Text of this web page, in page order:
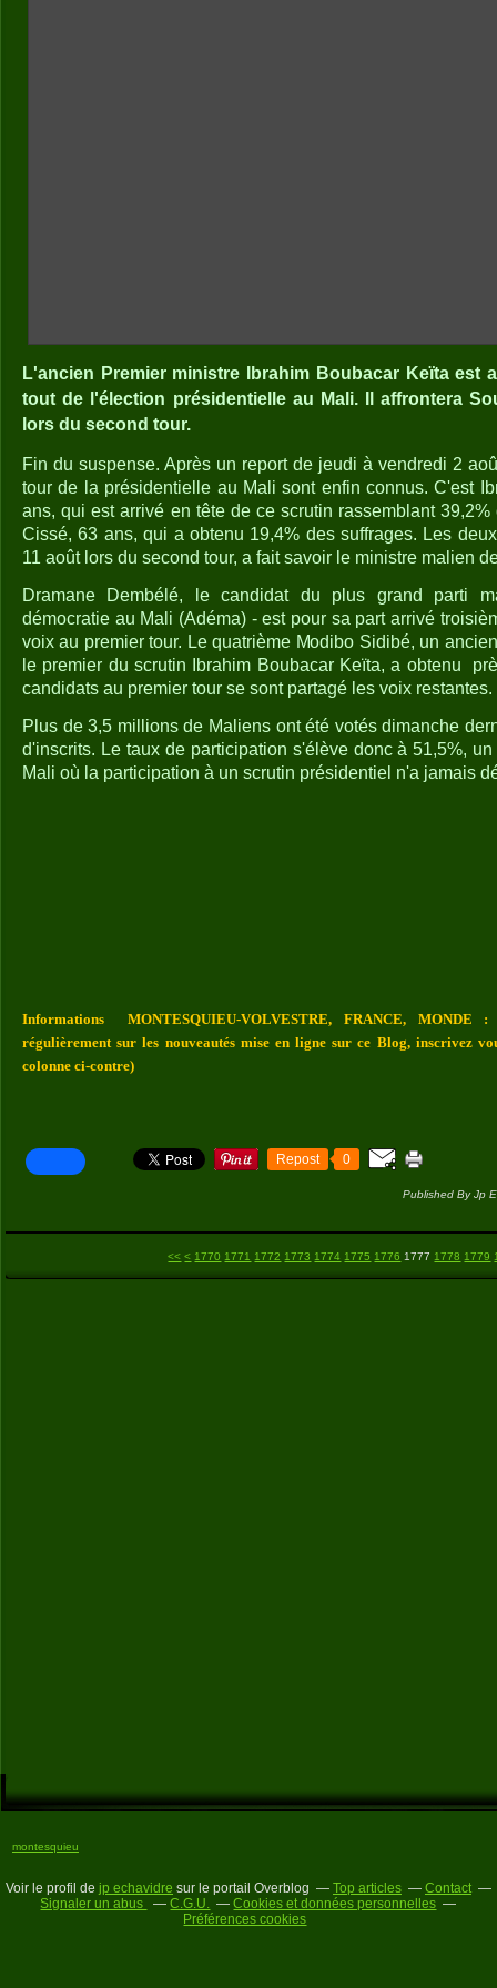
L'ancien Premier ministre Ibrahim Boubacar Keïta est
tout de l'élection présidentielle au Mali. Il affrontera
lors du second tour.
Fin du suspense. Après un report de jeudi à vendredi 2
tour de la présidentielle au Mali sont enfin connus. C'est
ans, qui est arrivé en tête de ce scrutin rassemblant
Cissé, 63 ans, qui a obtenu 19,4% des suffrages. Les
11 août lors du second tour, a fait savoir le ministre malien
Dramane Dembélé, le candidat du plus grand parti
démocratie au Mali (Adéma) - est pour sa part arrivé
voix au premier tour. Le quatrième Modibo Sidibé, un
le premier du scrutin Ibrahim Boubacar Keïta, a obtenu
candidats au premier tour se sont partagé les voix restantes.
Plus de 3,5 millions de Maliens ont été votés dimanche
d'inscrits. Le taux de participation s'élève donc à 51,5%,
Mali où la participation à un scrutin présidentiel n'a jamais
Informations MONTESQUIEU-VOLVESTRE, FRANCE, MONDE
régulièrement sur les nouveautés mise en ligne sur ce Blog, inscrivez
colonne ci-contre)
Repost 0
Published By Jp
<< < 1700
1710
1720
1730
1740
1750
1760
1770 1771 1772 1773 1774 1775 1776 1777 1778 1779
montesquieu
Voir le profil de jp echavidre sur le portail Overblog Top articles
Contact
Signaler un abus
C.G.U.
Cookies et données personnelles
Préférences cookies